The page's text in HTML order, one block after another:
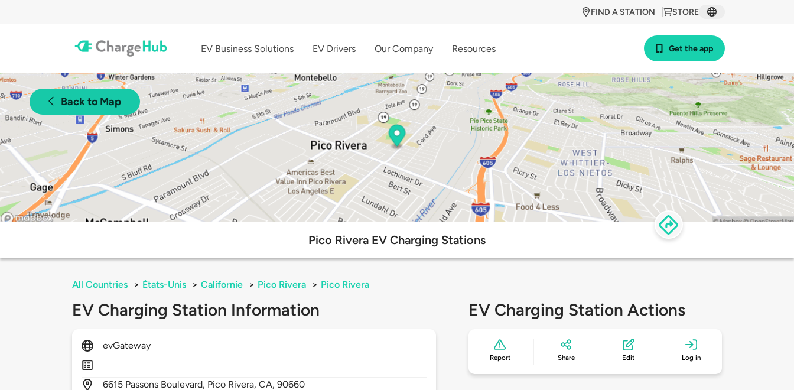
STORE
FIND A STATION
EV Business Solutions EV Drivers Our Company Resources Get the app
Back to Map
Pico Rivera EV Charging Stations
All Countries > États-Unis > Californie > Pico Rivera > Pico Rivera
EV Charging Station Information
evGateway
6615 Passons Boulevard, Pico Rivera,CA,90660
EV Charging Station Actions
Report Share Edit Log in